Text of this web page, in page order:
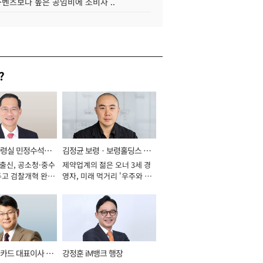
실 민정수석비
신, 공소청·중수
검찰개혁 완수
김정균 보령ㆍ보령홀딩스 대
표이사 사장
제약업계의 젊은 오너 3세 경
영자, 미래 먹거리 '우주와 헬
드 대표이사 사 강정훈 iM뱅크 행장